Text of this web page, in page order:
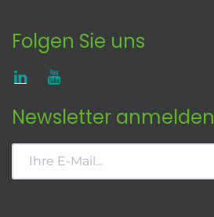
Folgen Sie uns
Newsletter anmelden